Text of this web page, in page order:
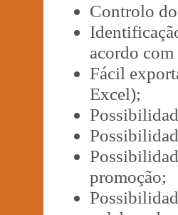
Controlo
acordo
Fácil
Excel);
promoção;